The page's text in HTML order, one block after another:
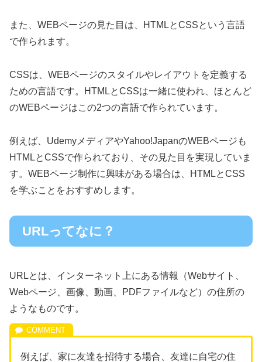
また、WEBページの見た目は、HTMLとCSSという言語
で作られます。
CSSは、WEBページのスタイルやレイアウトを定義する
ための言語です。HTMLとCSSは一緒に使われ、ほとんど
のWEBページはこの2つの言語で作られています。
例えば、UdemyメディアやYahoo!JapanのWEBページも
HTMLとCSSで作られており、その見た目を実現していま
す。WEBページ制作に興味がある場合は、HTMLとCSS
を学ぶことをおすすめします。
URLってなに？
URLとは、インターネット上にある情報（Webサイト、
Webページ、画像、動画、PDFファイルなど）の住所の
ようなものです。
例えば、家に友達を招待する場合、友達に自宅の住